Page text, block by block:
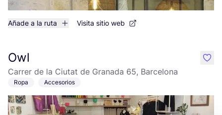
Añade a la ruta Visita sitio web
Owl
Carrer de la Ciutat de Granada 65, Barcelona
Ropa Accesorios
like